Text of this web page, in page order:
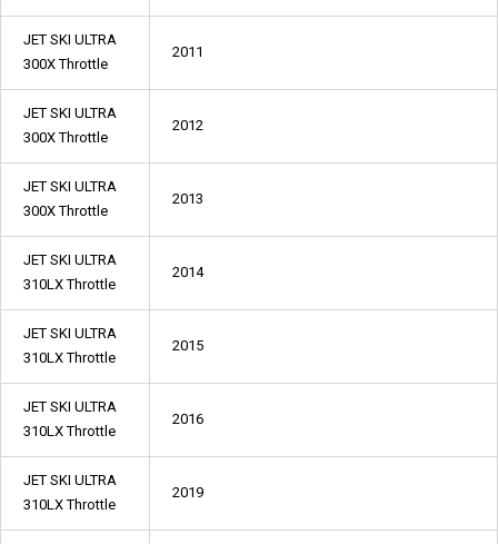
JET SKI ULTRA
300X Throttle
2011
JET SKI ULTRA
300X Throttle
2012
JET SKI ULTRA
300X Throttle
2013
JET SKI ULTRA
310LX Throttle
2014
JET SKI ULTRA
310LX Throttle
2015
JET SKI ULTRA
310LX Throttle
2016
JET SKI ULTRA
310LX Throttle
2019